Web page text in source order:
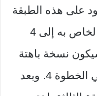
على هذه الطبقة
ثم قم بتعديل عرض الحد الخاص به إلى 4
نسخة باهتة
من الشكل الذي اخترته في الخطوة 4. وبعد